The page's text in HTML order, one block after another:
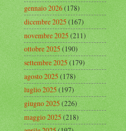
gennaio 2026(178)
dicembre 2025(167)
novembre 2025(211)
ottobre 2025(190)
settembre 2025(179)
agosto 2025(178)
luglio 2025(197)
giugno 2025(226)
maggio 2025(218)